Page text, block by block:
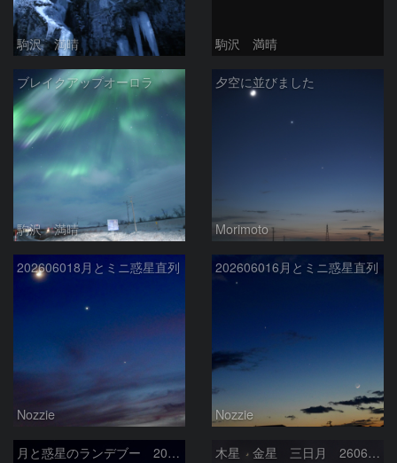
駒沢 満晴 駒沢 満晴
ブレイクアップオーロラ
駒沢 満晴
夕空に並びました
Morimoto
202606018月とミニ惑星直列
Nozzie
202606016月とミニ惑星直列
Nozzie
月と惑星のランデブー 2026/06/19 木星 金星 三日月 260618